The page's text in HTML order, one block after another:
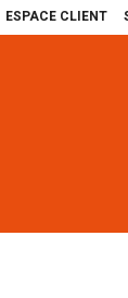
ESPACE CLIENT
Récit de